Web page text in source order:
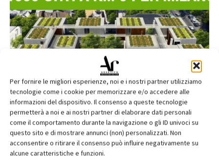
Per fornire le migliori esperienze, noi e i nostri partner utilizziamo
tecnologie come i cookie per memorizzare e/o accedere alle
informazioni del dispositivo. Il consenso a queste tecnologie
permetterà a noi e ai nostri partner di elaborare dati personali
come il comportamento durante la navigazione o gli ID univoci su
questo sito e di mostrare annunci (non) personalizzati. Non
acconsentire o ritirare il consenso può influire negativamente su
alcune caratteristiche e funzioni.
1000 orti a Km 0 per Milano
Redazione Archinfo -